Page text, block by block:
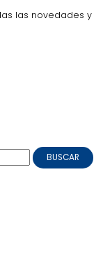
las novedades y
BUSCAR